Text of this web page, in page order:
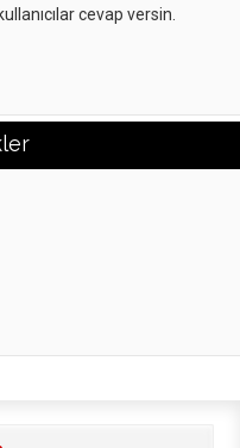
cevap versin.